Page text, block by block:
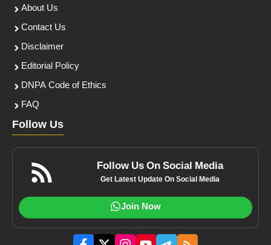
About Us
Contact Us
Disclaimer
Editorial Policy
DNPA Code of Ethics
FAQ
Follow Us
Follow Us On Social Media
Get Latest Update On Social Media
Join Now